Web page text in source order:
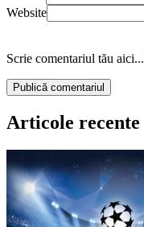
Website
Scrie comentariul tău aici...
Articole recente